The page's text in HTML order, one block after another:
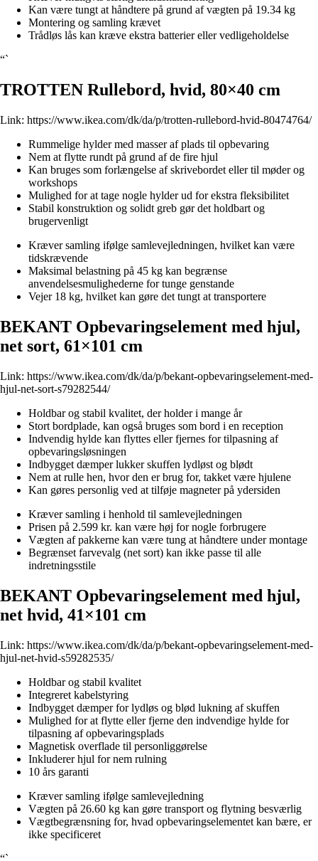
Kan være tungt at håndtere på grund af vægten på 19.34 kg
Montering og samling krævet
Trådløs lås kan kræve ekstra batterier eller vedligeholdelse
“`
TROTTEN Rullebord, hvid, 80×40 cm
Link: https://www.ikea.com/dk/da/p/trotten-rullebord-hvid-80474764/
Rummelige hylder med masser af plads til opbevaring
Nem at flytte rundt på grund af de fire hjul
Kan bruges som forlængelse af skrivebordet eller til møder og
workshops
Mulighed for at tage nogle hylder ud for ekstra fleksibilitet
Stabil konstruktion og solidt greb gør det holdbart og
brugervenligt
Kræver samling ifølge samlevejledningen, hvilket kan være
tidskrævende
Maksimal belastning på 45 kg kan begrænse
anvendelsesmulighederne for tunge genstande
Vejer 18 kg, hvilket kan gøre det tungt at transportere
BEKANT Opbevaringselement med hjul,
net sort, 61×101 cm
Link: https://www.ikea.com/dk/da/p/bekant-opbevaringselement-med-
hjul-net-sort-s79282544/
Holdbar og stabil kvalitet, der holder i mange år
Stort bordplade, kan også bruges som bord i en reception
Indvendig hylde kan flyttes eller fjernes for tilpasning af
opbevaringsløsningen
Indbygget dæmper lukker skuffen lydløst og blødt
Nem at rulle hen, hvor den er brug for, takket være hjulene
Kan gøres personlig ved at tilføje magneter på ydersiden
Kræver samling i henhold til samlevejledningen
Prisen på 2.599 kr. kan være høj for nogle forbrugere
Vægten af pakkerne kan være tung at håndtere under montage
Begrænset farvevalg (net sort) kan ikke passe til alle
indretningsstile
BEKANT Opbevaringselement med hjul,
net hvid, 41×101 cm
Link: https://www.ikea.com/dk/da/p/bekant-opbevaringselement-med-
hjul-net-hvid-s59282535/
Holdbar og stabil kvalitet
Integreret kabelstyring
Indbygget dæmper for lydløs og blød lukning af skuffen
Mulighed for at flytte eller fjerne den indvendige hylde for
tilpasning af opbevaringsplads
Magnetisk overflade til personliggørelse
Inkluderer hjul for nem rulning
10 års garanti
Kræver samling ifølge samlevejledning
Vægten på 26.60 kg kan gøre transport og flytning besværlig
Vægtbegrænsning for, hvad opbevaringselementet kan bære, er
ikke specificeret
“`